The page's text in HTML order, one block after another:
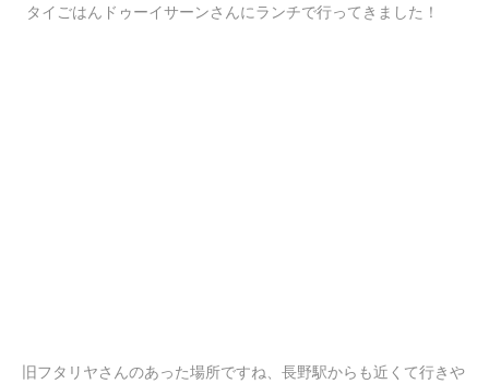
タイごはんドゥーイサーンさんにランチで行ってきました！
旧フタリヤさんのあった場所ですね、長野駅からも近くて行きや